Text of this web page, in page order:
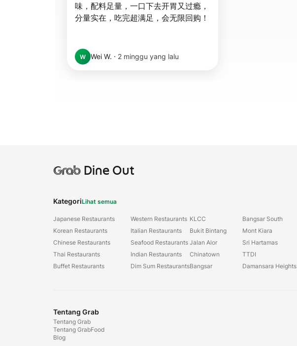
味，配料足量，一口下去开胃又过瘾，
分量实在，吃完超满足，会无限回购！
W Wei W. · 2 minggu yang lalu
GrabDine Out
KategoriLihat semua
Japanese Restaurants
Korean Restaurants
Chinese Restaurants
Thai Restaurants
Buffet Restaurants
Western Restaurants
Italian Restaurants
Seafood Restaurants
Indian Restaurants
Dim Sum Restaurants
KLCC
Bukit Bintang
Jalan Alor
Chinatown
Bangsar
Bangsar South
Mont Kiara
Sri Hartamas
TTDI
Damansara Heights
Tentang Grab
Tentang Grab
Tentang GrabFood
Blog